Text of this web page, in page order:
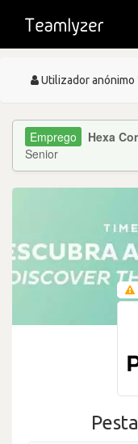
Toggle
Utilizador anónimo
Hexa
Senior